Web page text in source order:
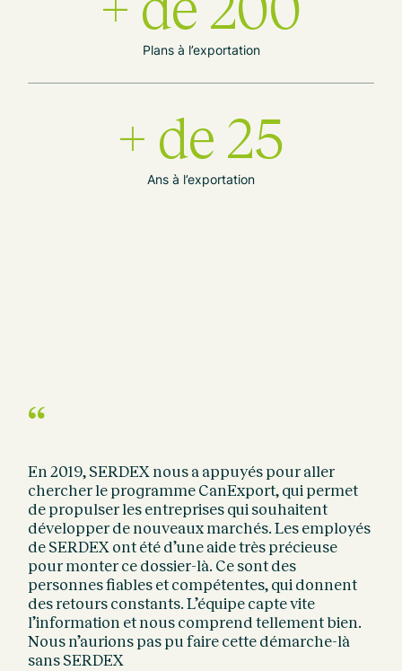
Plans à l’exportation
+ de 25
Ans à l’exportation
“
En 2019, SERDEX nous a appuyés pour aller
chercher le programme CanExport, qui permet
de propulser les entreprises qui souhaitent
développer de nouveaux marchés. Les employés
de SERDEX ont été d’une aide très précieuse
pour monter ce dossier-là. Ce sont des
personnes fiables et compétentes, qui donnent
des retours constants. L’équipe capte vite
l’information et nous comprend tellement bien.
Nous n’aurions pas pu faire cette démarche-là
sans SERDEX